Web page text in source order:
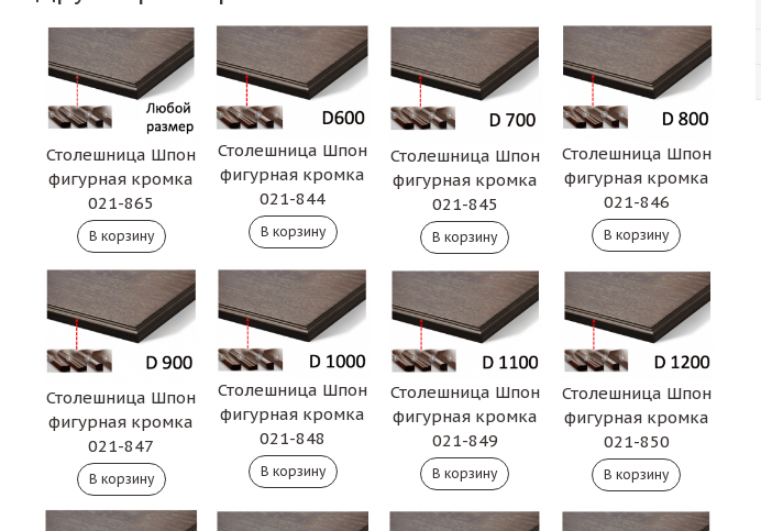
Столешница Шпон
фигурная кромка
021-865
Столешница Шпон
фигурная кромка
021-844
Столешница Шпон
фигурная кромка
021-845
Столешница Шпон
фигурная кромка
021-846
Столешница Шпон
фигурная кромка
021-847
Столешница Шпон
фигурная кромка
021-848
Столешница Шпон
фигурная кромка
021-849
Столешница Шпон
фигурная кромка
021-850